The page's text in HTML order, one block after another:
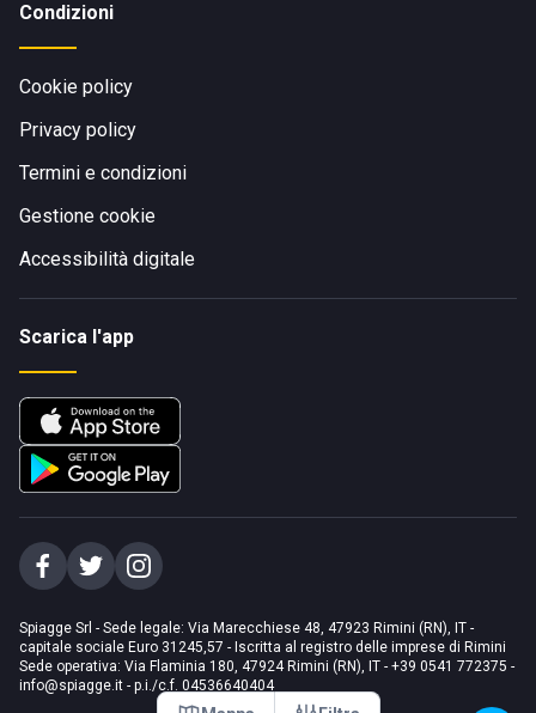
Condizioni
Cookie policy
Privacy policy
Termini e condizioni
Gestione cookie
Accessibilità digitale
Scarica l'app
Spiagge Srl - Sede legale: Via Marecchiese 48, 47923 Rimini (RN), IT -
capitale sociale Euro 31245,57 - Iscritta al registro delle imprese di Rimini
Sede operativa: Via Flaminia 180, 47924 Rimini (RN), IT - +39 0541 772375 -
info@spiagge.it - p.i./c.f. 04536640404